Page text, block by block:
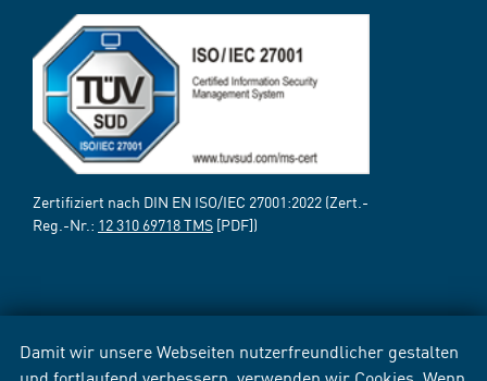
Damit wir unsere Webseiten nutzerfreundlicher gestalten
Zertifiziert nach DIN EN ISO/IEC 27001:2022 (Zert.-
Reg.-Nr.: 12 310 69718 TMS [PDF])